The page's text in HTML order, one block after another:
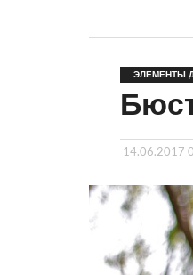
ЭЛЕМЕНТЫ
14.06.2017